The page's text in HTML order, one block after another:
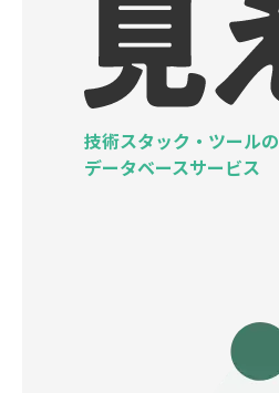
技術スタック・ツールの
データベースサービス